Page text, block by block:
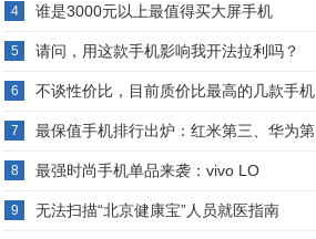
4 谁是3000元以上最值得买大屏手机
5 请问，用这款手机影响我开法拉利吗？
6 不谈性价比，目前质价比最高的几款手机
7 最保值手机排行出炉：红米第三、华为第
8 最强时尚手机单品来袭：vivo LO
9 无法扫描“北京健康宝”人员就医指南